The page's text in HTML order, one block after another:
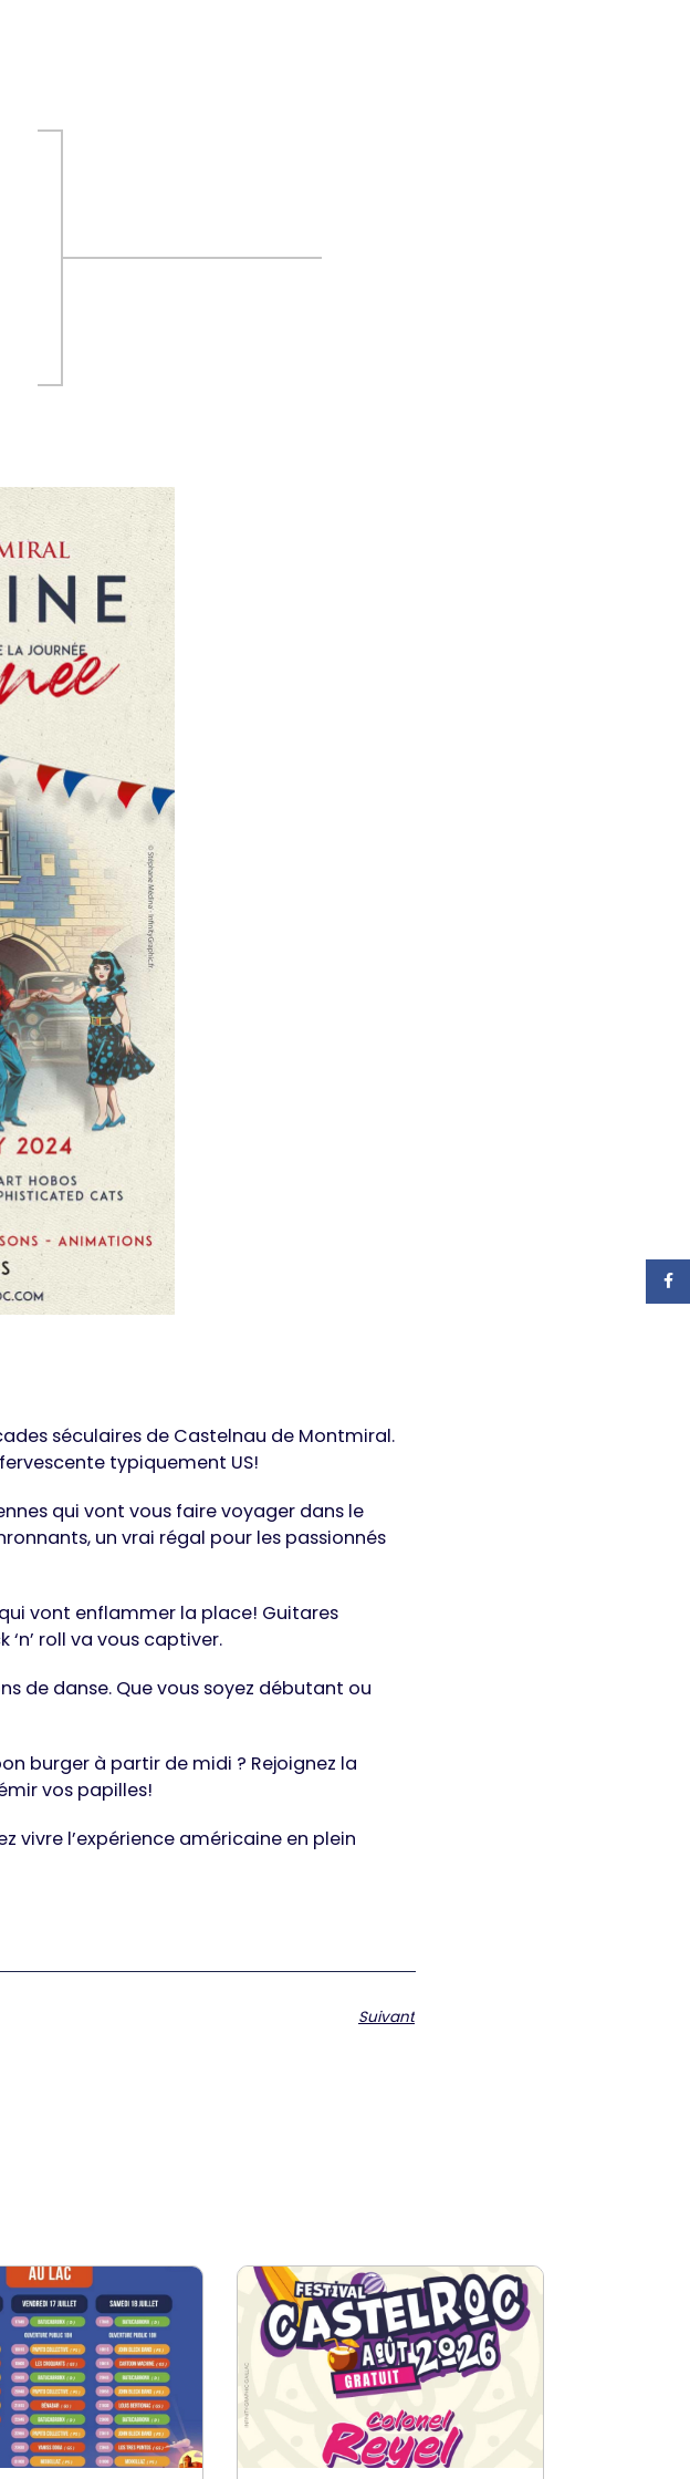
séculaires de Castelnau de Montmiral.
typiquement US!
qui vont vous faire voyager dans le
un vrai régal pour les passionnés
vont enflammer la place! Guitares
roll va vous captiver.
de danse. Que vous soyez débutant ou
burger à partir de midi ? Rejoignez la
vos papilles!
vivre l’expérience américaine en plein
Suivant